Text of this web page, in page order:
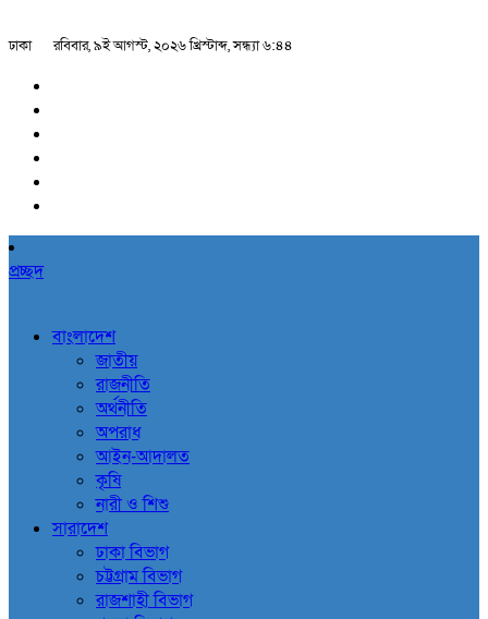
ঢাকা রবিবার, ৯ই আগস্ট, ২০২৬ খ্রিস্টাব্দ, সন্ধ্যা ৬:৪৪
প্রচ্ছদ
বাংলাদেশ
জাতীয়
রাজনীতি
অর্থনীতি
অপরাধ
আইন-আদালত
কৃষি
নারী ও শিশু
সারাদেশ
ঢাকা বিভাগ
চট্টগ্রাম বিভাগ
রাজশাহী বিভাগ